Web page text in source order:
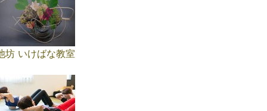
坊 いけばな教室